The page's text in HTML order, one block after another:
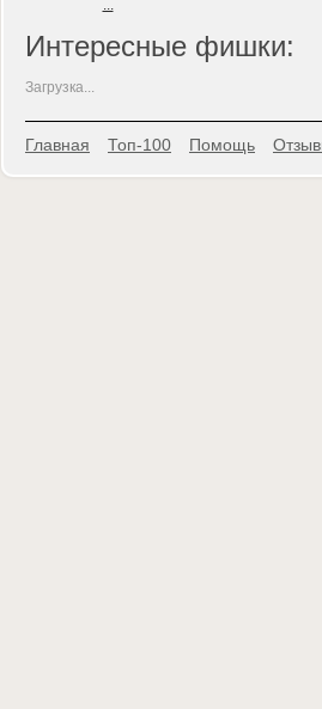
...
Интересные фишки:
Загрузка...
Главная Топ-100 Помощь